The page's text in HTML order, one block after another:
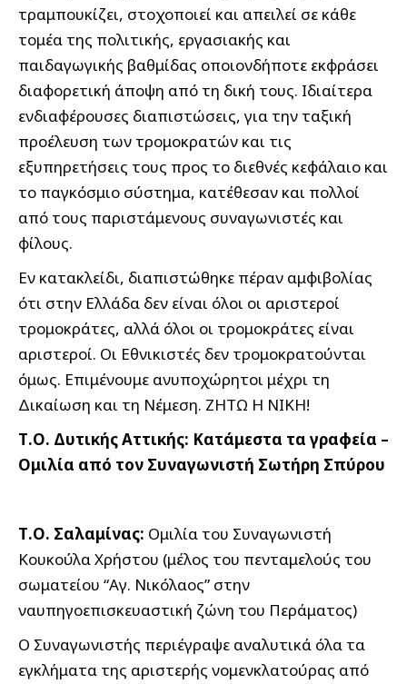
τραμπουκίζει, στοχοποιεί και απειλεί σε κάθε
τομέα της πολιτικής, εργασιακής και
παιδαγωγικής βαθμίδας οποιονδήποτε εκφράσει
διαφορετική άποψη από τη δική τους. Ιδιαίτερα
ενδιαφέρουσες διαπιστώσεις, για την ταξική
προέλευση των τρομοκρατών και τις
εξυπηρετήσεις τους προς το διεθνές κεφάλαιο και
το παγκόσμιο σύστημα, κατέθεσαν και πολλοί
από τους παριστάμενους συναγωνιστές και
φίλους.
Εν κατακλείδι, διαπιστώθηκε πέραν αμφιβολίας
ότι στην Ελλάδα δεν είναι όλοι οι αριστεροί
τρομοκράτες, αλλά όλοι οι τρομοκράτες είναι
αριστεροί. Οι Εθνικιστές δεν τρομοκρατούνται
όμως. Επιμένουμε ανυποχώρητοι μέχρι τη
Δικαίωση και τη Νέμεση. ΖΗΤΩ Η ΝΙΚΗ!
Τ.Ο. Δυτικής Αττικής: Κατάμεστα τα γραφεία –
Ομιλία από τον Συναγωνιστή Σωτήρη Σπύρου
Τ.Ο. Σαλαμίνας: Ομιλία του Συναγωνιστή
Κουκούλα Χρήστου (μέλος του πενταμελούς του
σωματείου “Αγ. Νικόλαος” στην
ναυπηγοεπισκευαστική ζώνη του Περάματος)
Ο Συναγωνιστής περιέγραψε αναλυτικά όλα τα
εγκλήματα της αριστερής νομενκλατούρας από